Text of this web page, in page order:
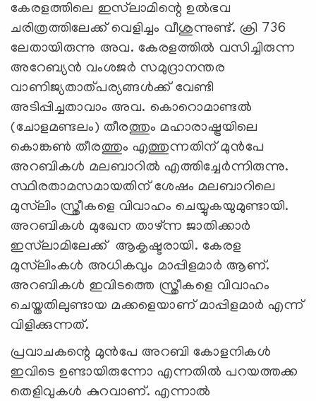
കേരളത്തിലെ ഇസ്‍ലാമിന്റെ ഉൽഭവ
ചരിത്രത്തിലേക്ക് വെളിച്ചം വീശുന്നുണ്ട്. ക്രി 736
ലേതായിരുന്നു അവ. കേരളത്തിൽ വസിച്ചിരുന്ന
അറേബ്യൻ വംശജർ സമുദ്രാനന്തര
വാണിജ്യതാത്പര്യങ്ങൾക്ക് വേണ്ടി
അടിപ്പിച്ചതാവാം അവ. കൊറൊമാണ്ടൽ
(ചോളമണ്ടലം) തീരത്തും മഹാരാഷ്ട്രയിലെ
കൊങ്കൺ തീരത്തും എത്തുന്നതിന് മുൻപേ
അറബികൾ മലബാറിൽ എത്തിച്ചേർന്നിരുന്നു.
സ്ഥിരതാമസമായതിന് ശേഷം മലബാറിലെ
മുസ്‍ലിം സ്ത്രീകളെ വിവാഹം ചെയ്യുകയുമുണ്ടായി.
അറബികൾ മുഖേന താഴ്ന്ന ജാതിക്കാർ
ഇസ്‍ലാമിലേക്ക് ആകൃഷ്ടരായി. കേരള
മുസ്‍ലിംകൾ അധികവും മാപ്പിളമാർ ആണ്.
അറബികൾ ഇവിടത്തെ സ്ത്രീകളെ വിവാഹം
ചെയ്തതിലുണ്ടായ മക്കളെയാണ് മാപ്പിളമാർ എന്ന്
വിളിക്കുന്നത്.
പ്രവാചകന്റെ മുൻപേ അറബി കോളനികൾ
ഇവിടെ ഉണ്ടായിരുന്നോ എന്നതിൽ പറയത്തക്ക
തെളിവുകൾ കുറവാണ്. എന്നാൽ